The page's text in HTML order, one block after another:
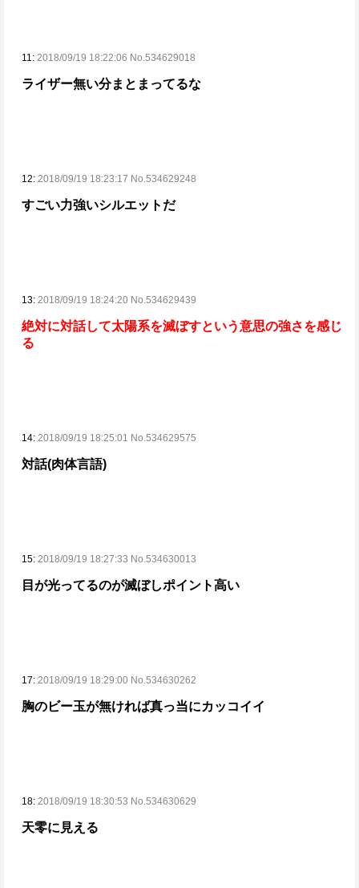
11: 2018/09/19 18:22:06 No.534629018
ライザー無い分まとまってるな
12: 2018/09/19 18:23:17 No.534629248
すごい力強いシルエットだ
13: 2018/09/19 18:24:20 No.534629439
絶対に対話して太陽系を滅ぼすという意思の強さを感じ
る
14: 2018/09/19 18:25:01 No.534629575
対話(肉体言語)
15: 2018/09/19 18:27:33 No.534630013
目が光ってるのが滅ぼしポイント高い
17: 2018/09/19 18:29:00 No.534630262
胸のビー玉が無ければ真っ当にカッコイイ
18: 2018/09/19 18:30:53 No.534630629
天零に見える